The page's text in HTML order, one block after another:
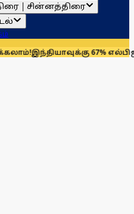
| சின்னத்திரை
67% எல்பிஜி